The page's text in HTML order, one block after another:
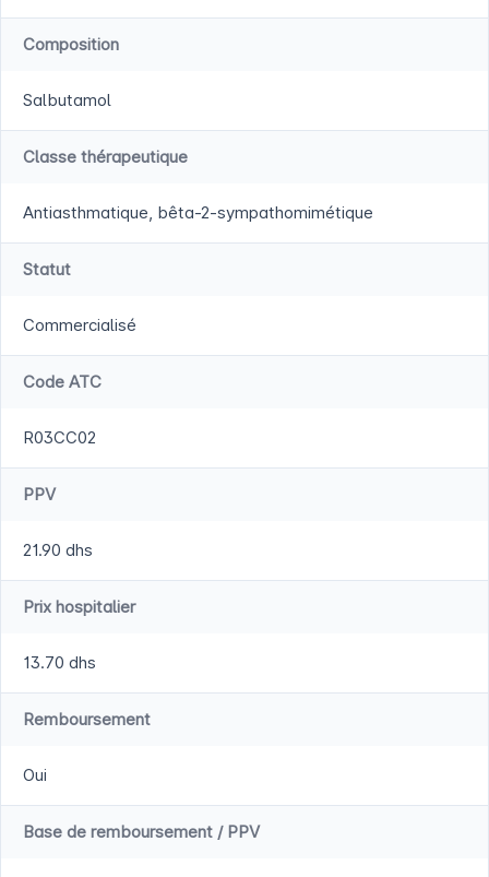
Composition
Salbutamol
Classe thérapeutique
Antiasthmatique, bêta-2-sympathomimétique
Statut
Commercialisé
Code ATC
R03CC02
PPV
21.90 dhs
Prix hospitalier
13.70 dhs
Remboursement
Oui
Base de remboursement / PPV